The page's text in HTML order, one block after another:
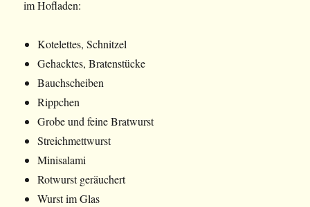
im Hofladen:
Kotelettes, Schnitzel
Gehacktes, Bratenstücke
Bauchscheiben
Rippchen
Grobe und feine Bratwurst
Streichmettwurst
Minisalami
Rotwurst geräuchert
Wurst im Glas